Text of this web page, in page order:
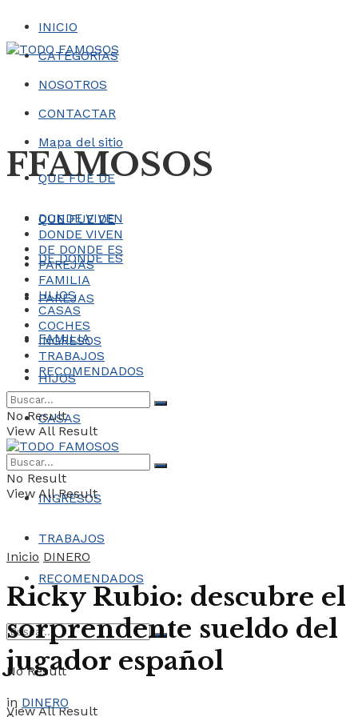
INICIO
CATEGORÍAS
NOSOTROS
CONTACTAR
Mapa del sitio
FFAMOSOS
QUE FUE DE
DONDE VIVEN
DE DONDE ES
PAREJAS
FAMILIA
HIJOS
CASAS
COCHES
INGRESOS
TRABAJOS
RECOMENDADOS
No Result
View All Result
QUE FUE DE
DONDE VIVEN
DE DONDE ES
PAREJAS
FAMILIA
HIJOS
CASAS
COCHES
INGRESOS
TRABAJOS
RECOMENDADOS
No Result
View All Result
No Result
View All Result
Inicio DINERO
Ricky Rubio: descubre el
sorprendente sueldo del
jugador español
in DINERO